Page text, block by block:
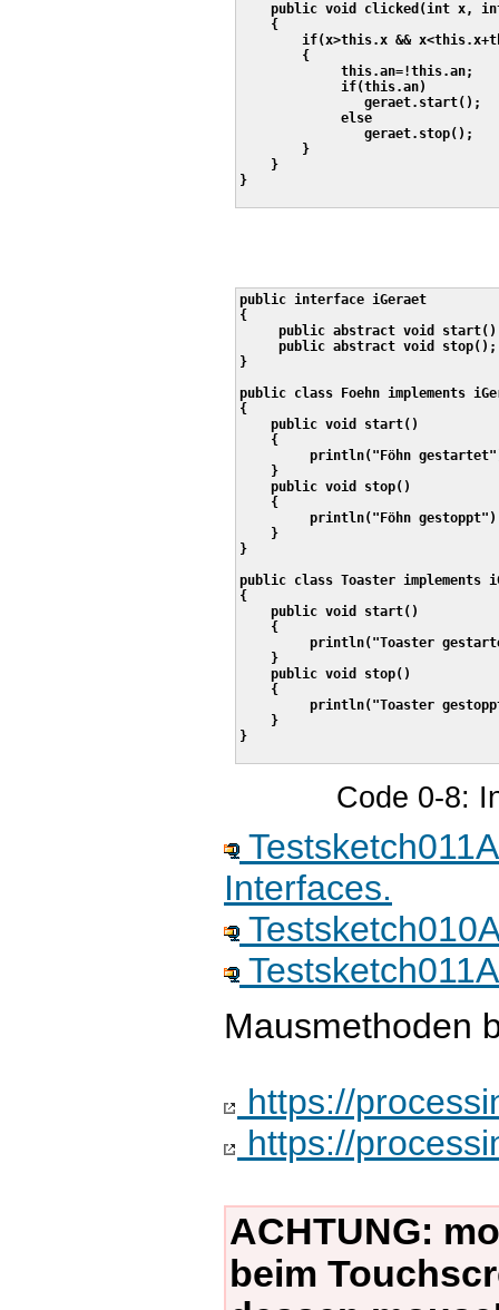
public void clicked(int x,
    {
if(x>this.x &&
        {
             this.an=!this.an;
             if(this.an)
                geraet.start();
             else
                geraet.stop();
        }
    }
}
public interface iGeraet
{
public abstract void
     public abstract void stop();
}
public class Foehn implements
{
    public void start()
    {
println("Föhn
    }
    public void stop()
    {
println("Föhn
    }
}
public class Toaster implements
{
    public void start()
    {
println("Toaster
    }
    public void stop()
    {
println("Toaster
    }
}
Code 0-8:
Interfaces.
Mausmethoden
https://
https://
ACHTUNG:
beim